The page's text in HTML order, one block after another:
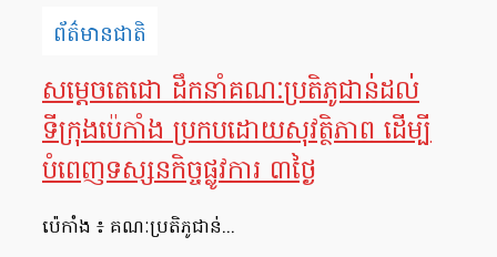
ព័ត៌មានជាតិ
សម្តេចតេជោ ដឹកនាំគណៈប្រតិភូជាន់ដល់
ទីក្រុងប៉េកាំង ប្រកបដោយសុវត្ថិភាព ដើម្បី
បំពេញទស្សនកិច្ចផ្លូវការ ៣ថ្ងៃ
ប៉េកាំង ៖ គណៈប្រតិភូជាន់...